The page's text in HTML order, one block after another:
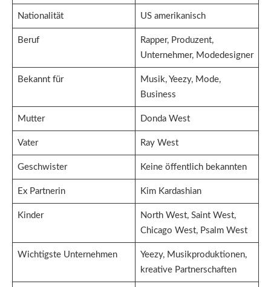
Nationalität US amerikanisch
Beruf
Rapper, Produzent,
Unternehmer, Modedesigner
Bekannt für
Musik, Yeezy, Mode,
Business
Mutter Donda West
Vater Ray West
Geschwister Keine öffentlich bekannten
Ex Partnerin Kim Kardashian
Kinder
North West, Saint West,
Chicago West, Psalm West
Wichtigste Unternehmen
Yeezy, Musikproduktionen,
kreative Partnerschaften